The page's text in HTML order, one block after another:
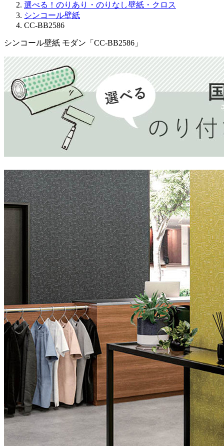
選べる！のりあり・のりなし壁紙・クロス
シンコール壁紙
CC-BB2586
シンコール壁紙 モダン「CC-BB2586」